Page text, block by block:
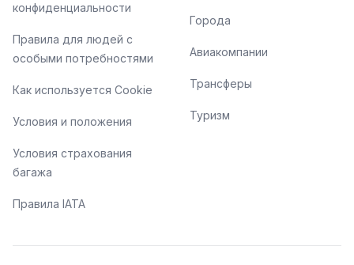
конфиденциальности
Правила для людей с
особыми потребностями
Как используется Cookie
Условия и положения
Условия страхования
багажа
Правила IATA
Города
Авиакомпании
Трансферы
Туризм